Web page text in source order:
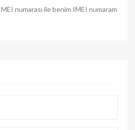
numarası ile benim IMEI numaram